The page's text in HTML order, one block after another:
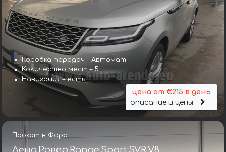
Коробка передач – Автомат
Количество мест – 5
Навигация – есть
цена от €215 в день
описание и цены
Прокат в Фаро